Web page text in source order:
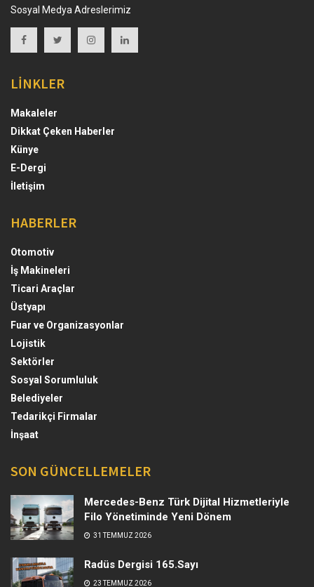
Sosyal Medya Adreslerimiz
LİNKLER
Makaleler
Dikkat Çeken Haberler
Künye
E-Dergi
İletişim
HABERLER
Otomotiv
İş Makineleri
Ticari Araçlar
Üstyapı
Fuar ve Organizasyonlar
Lojistik
Sektörler
Sosyal Sorumluluk
Belediyeler
Tedarikçi Firmalar
İnşaat
SON GÜNCELLEMELER
Mercedes-Benz Türk Dijital Hizmetleriyle
Filo Yönetiminde Yeni Dönem
31 TEMMUZ 2026
Radüs Dergisi 165.Sayı
23 TEMMUZ 2026